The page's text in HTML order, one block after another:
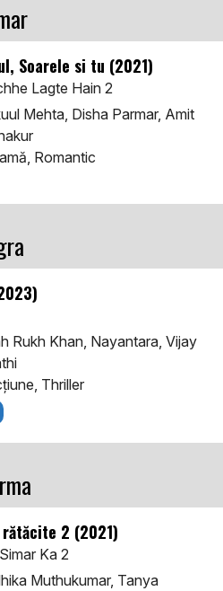
Soarele si tu (2021)
Lagte Hain 2
Mehta, Disha Parmar, Amit
Romantic
Rukh Khan, Nayantara, Vijay
Thriller
2 (2021)
Ka 2
Muthukumar, Tanya